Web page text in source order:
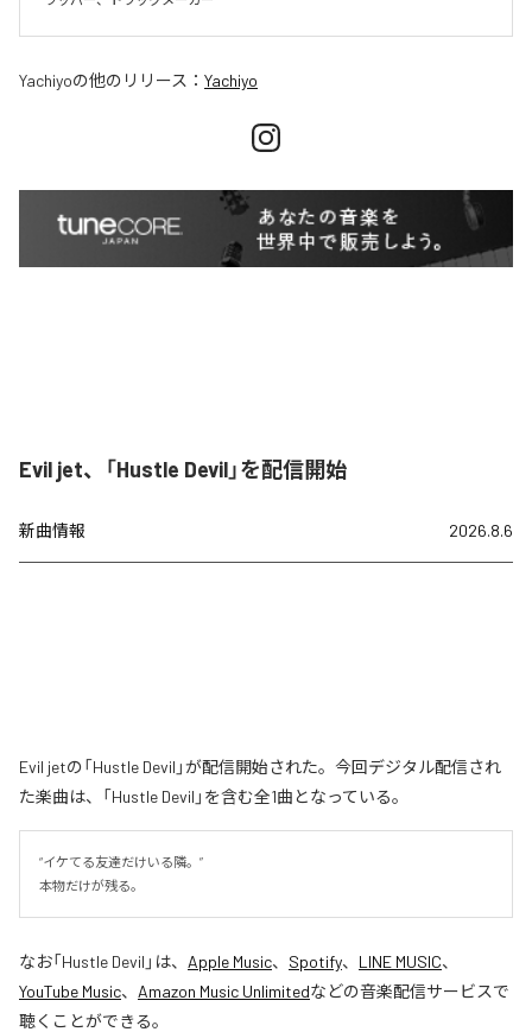
Yachiyoの他のリリース： Yachiyo
Evil jet、「Hustle Devil」を配信開始
新曲情報 2026.8.6
Evil jetの「Hustle Devil」が配信開始された。今回デジタル配信され
た楽曲は、「Hustle Devil」を含む全1曲となっている。
“イケてる友達だけいる隣。”
本物だけが残る。
なお「Hustle Devil 」は、 Apple Music、 Spotify、 LINE MUSIC、
YouTube Music、 Amazon Music Unlimitedなどの音楽配信サービスで
聴くことができる。